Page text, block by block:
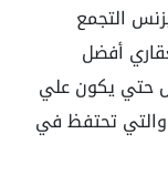
التجمع
أفضل
حتي يكون علي
والتي تحتفظ في